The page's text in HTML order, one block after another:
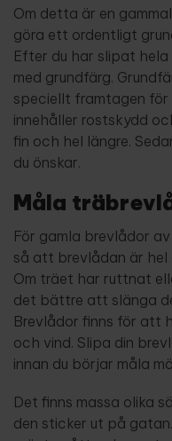
Om detta är en
göra ett ordentligt
Efter du har slipat
med grundfärg.
speciellt framtagen
innehåller rostskydd
fin och hel längre.
du önskar.
Måla
För gamla brevlådor
så att brevlådan är
Om träet har ruttnat
det bättre att slänga
Brevlådor finns för att
och vind. Slipa din
innan du börjar måla
Det finns massa olika
den sticker ut på